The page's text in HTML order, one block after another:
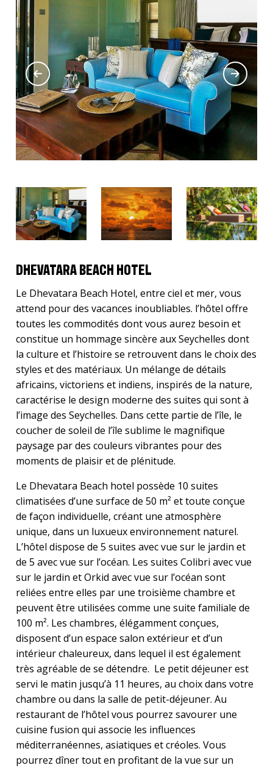
DHEVATARA BEACH HOTEL
Le Dhevatara Beach Hotel, entre ciel et mer, vous
attend pour des vacances inoubliables. l’hôtel offre
toutes les commodités dont vous aurez besoin et
constitue un hommage sincère aux Seychelles dont
la culture et l’histoire se retrouvent dans le choix des
styles et des matériaux. Un mélange de détails
africains, victoriens et indiens, inspirés de la nature,
caractérise le design moderne des suites qui sont à
l’image des Seychelles. Dans cette partie de l’île, le
coucher de soleil de l’île sublime le magnifique
paysage par des couleurs vibrantes pour des
moments de plaisir et de plénitude.
Le Dhevatara Beach hotel possède 10 suites
climatisées d’une surface de 50 m² et toute conçue
de façon individuelle, créant une atmosphère
unique, dans un luxueux environnement naturel.
L’hôtel dispose de 5 suites avec vue sur le jardin et
de 5 avec vue sur l’océan. Les suites Colibri avec vue
sur le jardin et Orkid avec vue sur l’océan sont
reliées entre elles par une troisième chambre et
peuvent être utilisées comme une suite familiale de
100 m². Les chambres, élégamment conçues,
disposent d’un espace salon extérieur et d’un
intérieur chaleureux, dans lequel il est également
très agréable de se détendre. Le petit déjeuner est
servi le matin jusqu’à 11 heures, au choix dans votre
chambre ou dans la salle de petit-déjeuner. Au
restaurant de l’hôtel vous pourrez savourer une
cuisine fusion qui associe les influences
méditerranéennes, asiatiques et créoles. Vous
pourrez dîner tout en profitant de la vue sur un